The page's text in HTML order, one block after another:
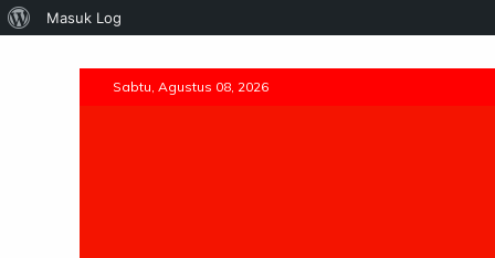
Tentang
Masuk Log
Sabtu, Agustus 08, 2026